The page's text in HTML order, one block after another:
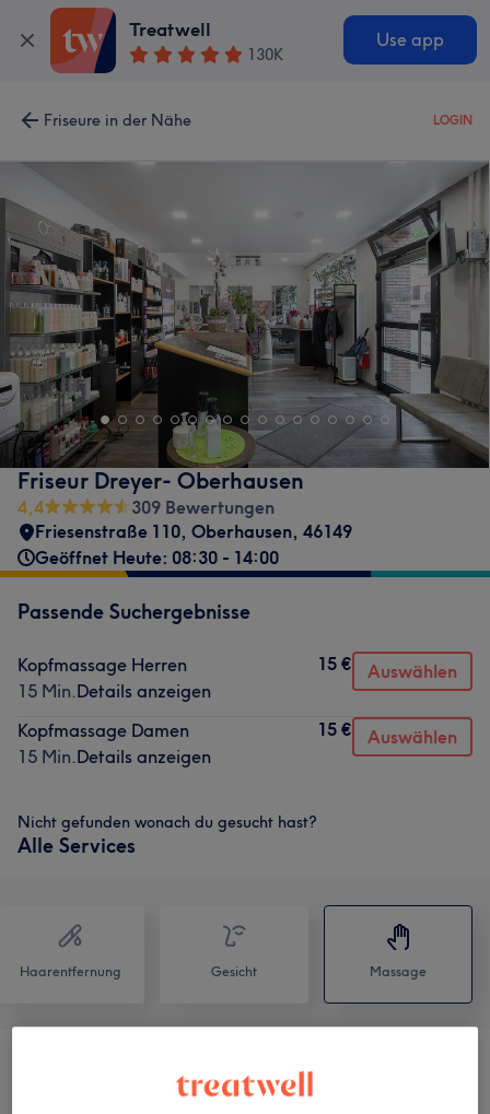
Treatwell
130K
Use app
Friseure in der Nähe LOGIN
Friseur Dreyer- Oberhausen
4,4
309 Bewertungen
Friesenstraße 110, Oberhausen, 46149
Geöffnet Heute: 08:30 - 14:00
Passende Suchergebnisse
Kopfmassage Herren
15 Min.Details anzeigen
15 € Auswählen
Kopfmassage Damen
15 Min.Details anzeigen
15 € Auswählen
Nicht gefunden wonach du gesucht hast?
Alle Services
Haarentfernung Gesicht Massage